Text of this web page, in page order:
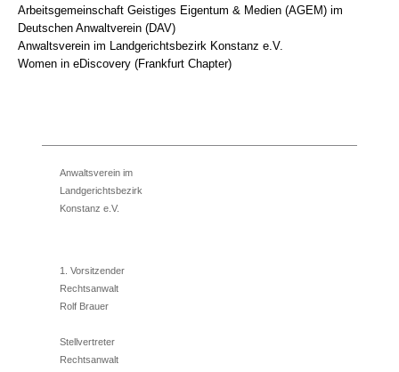
Arbeitsgemeinschaft Geistiges Eigentum & Medien (AGEM) im
Deutschen Anwaltverein (DAV)
Anwaltsverein im Landgerichtsbezirk Konstanz e.V.
Women in eDiscovery (Frankfurt Chapter)
Anwaltsverein im
Landgerichtsbezirk
Konstanz e.V.
1. Vorsitzender
Rechtsanwalt
Rolf Brauer
Stellvertreter
Rechtsanwalt